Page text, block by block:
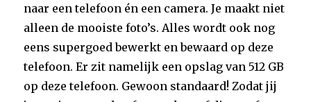
naar een telefoon én een camera. Je maakt niet
alleen de mooiste foto’s. Alles wordt ook nog
eens supergoed bewerkt en bewaard op deze
telefoon. Er zit namelijk een opslag van 512 GB
op deze telefoon. Gewoon standaard! Zodat jij